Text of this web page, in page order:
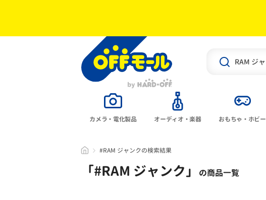
カメラ・電化製品 オーディオ・楽器 おもちゃ・ホビー
#RAM ジャンクの検索結果
「#RAM ジャンク」 の商品一覧